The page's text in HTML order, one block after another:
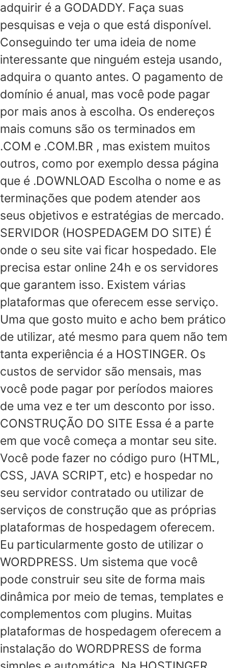
adquirir é a GODADDY. Faça suas
pesquisas e veja o que está disponível.
Conseguindo ter uma ideia de nome
interessante que ninguém esteja usando,
adquira o quanto antes. O pagamento de
domínio é anual, mas você pode pagar
por mais anos à escolha. Os endereços
mais comuns são os terminados em
.COM e .COM.BR , mas existem muitos
outros, como por exemplo dessa página
que é .DOWNLOAD Escolha o nome e as
terminações que podem atender aos
seus objetivos e estratégias de mercado.
SERVIDOR (HOSPEDAGEM DO SITE) É
onde o seu site vai ficar hospedado. Ele
precisa estar online 24h e os servidores
que garantem isso. Existem várias
plataformas que oferecem esse serviço.
Uma que gosto muito e acho bem prático
de utilizar, até mesmo para quem não tem
tanta experiência é a HOSTINGER. Os
custos de servidor são mensais, mas
você pode pagar por períodos maiores
de uma vez e ter um desconto por isso.
CONSTRUÇÃO DO SITE Essa é a parte
em que você começa a montar seu site.
Você pode fazer no código puro (HTML,
CSS, JAVA SCRIPT, etc) e hospedar no
seu servidor contratado ou utilizar de
serviços de construção que as próprias
plataformas de hospedagem oferecem.
Eu particularmente gosto de utilizar o
WORDPRESS. Um sistema que você
pode construir seu site de forma mais
dinâmica por meio de temas, templates e
complementos com plugins. Muitas
plataformas de hospedagem oferecem a
instalação do WORDPRESS de forma